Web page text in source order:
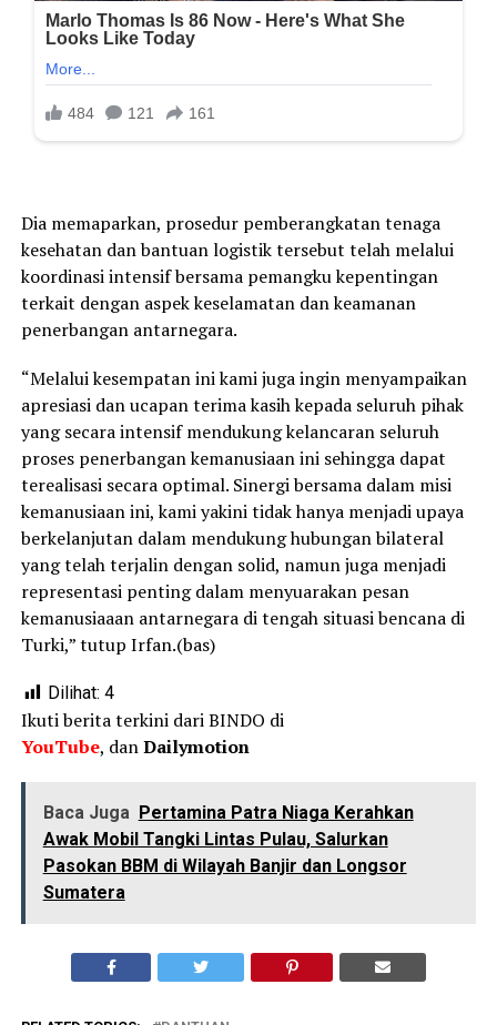
Dia memaparkan, prosedur pemberangkatan tenaga
kesehatan dan bantuan logistik tersebut telah melalui
koordinasi intensif bersama pemangku kepentingan
terkait dengan aspek keselamatan dan keamanan
penerbangan antarnegara.
“Melalui kesempatan ini kami juga ingin menyampaikan
apresiasi dan ucapan terima kasih kepada seluruh pihak
yang secara intensif mendukung kelancaran seluruh
proses penerbangan kemanusiaan ini sehingga dapat
terealisasi secara optimal. Sinergi bersama dalam misi
kemanusiaan ini, kami yakini tidak hanya menjadi upaya
berkelanjutan dalam mendukung hubungan bilateral
yang telah terjalin dengan solid, namun juga menjadi
representasi penting dalam menyuarakan pesan
kemanusiaaan antarnegara di tengah situasi bencana di
Turki,” tutup Irfan.(bas)
Dilihat: 4
Ikuti berita terkini dari BINDO di
YouTube, danDailymotion
Baca Juga Pertamina Patra Niaga Kerahkan
Awak Mobil Tangki Lintas Pulau, Salurkan
Pasokan BBM di Wilayah Banjir dan Longsor
Sumatera